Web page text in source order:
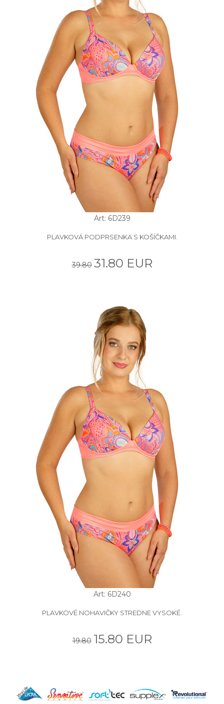
Art: 6D239
PLAVKOVÁ PODPRSENKA S KOŠÍČKAMI.
39.80 31.80 EUR
Art: 6D240
PLAVKOVÉ NOHAVIČKY STREDNE VYSOKÉ.
19.80 15.80 EUR